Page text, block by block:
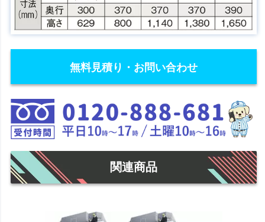
無料見積り・お問い合わせ
関連商品